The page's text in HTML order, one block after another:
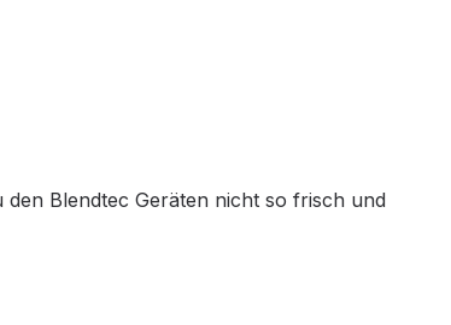
Blendtec Geräten nicht so frisch und